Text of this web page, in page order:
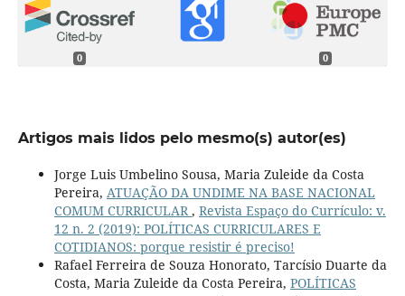
0 0
Artigos mais lidos pelo mesmo(s) autor(es)
Jorge Luis Umbelino Sousa, Maria Zuleide da Costa
Pereira, ATUAÇÃO DA UNDIME NA BASE NACIONAL
COMUM CURRICULAR, Revista Espaço do Currículo: v.
12 n. 2 (2019): POLÍTICAS CURRICULARES E
COTIDIANOS: porque resistir é preciso!
Rafael Ferreira de Souza Honorato, Tarcísio Duarte da
Costa, Maria Zuleide da Costa Pereira, POLÍTICAS